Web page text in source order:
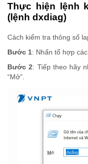
Thực hiện lệnh
(lệnh dxdiag)
Cách kiểm tra thông số
Bước 1: Nhấn tổ hợp
Bước 2: Tiếp theo hãy
“Mở”.